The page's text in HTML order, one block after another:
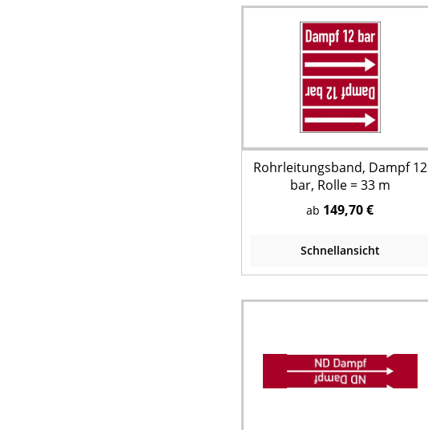
Rohrleitungsband, Dampf 12
bar, Rolle = 33 m
ab 149,70 €
Schnellansicht